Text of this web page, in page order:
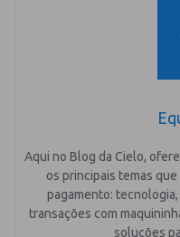
Aqui no Blog da Cielo,
os principais temas
pagamento:
transações com
soluções